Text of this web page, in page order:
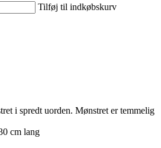
Tilføj til indkøbskurv
i spredt uorden. Mønstret er temmelig
cm lang